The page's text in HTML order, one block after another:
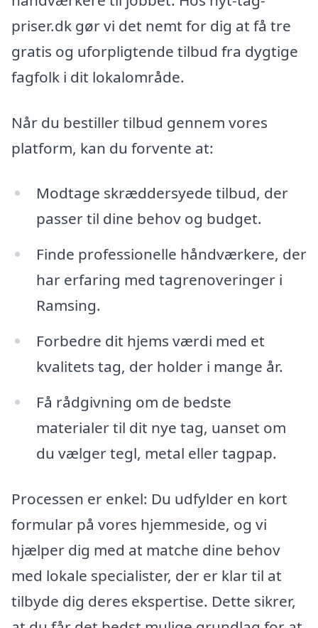
priser.dk gør vi det nemt for dig at få tre
gratis og uforpligtende tilbud fra dygtige
fagfolk i dit lokalområde.
Når du bestiller tilbud gennem vores
platform, kan du forvente at:
Modtage skræddersyede tilbud, der
passer til dine behov og budget.
Finde professionelle håndværkere, der
har erfaring med tagrenoveringer i
Ramsing.
Forbedre dit hjems værdi med et
kvalitets tag, der holder i mange år.
Få rådgivning om de bedste
materialer til dit nye tag, uanset om
du vælger tegl, metal eller tagpap.
Processen er enkel: Du udfylder en kort
formular på vores hjemmeside, og vi
hjælper dig med at matche dine behov
med lokale specialister, der er klar til at
tilbyde dig deres ekspertise. Dette sikrer,